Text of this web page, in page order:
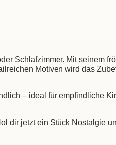
Schlafzimmer. Mit seinem
Motiven wird das
– ideal für empfindliche
dir jetzt ein Stück Nostalgie